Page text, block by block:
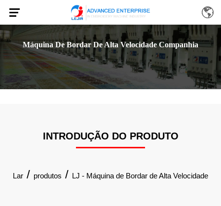
Máquina De Bordar De Alta Velocidade Companhia
INTRODUÇÃO DO PRODUTO
Lar / produtos / LJ - Máquina de Bordar de Alta Velocidade